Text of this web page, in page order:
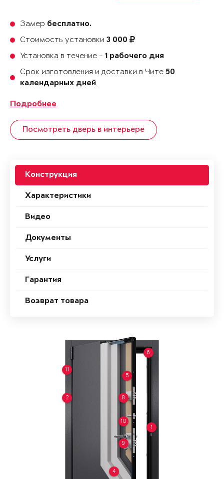
Замер бесплатно.
Стоимость установки 3 000
Установка в течение - 1 рабочего дня
Срок изготовления и доставки в Чите 50
календарных дней.
Подробнее
Посмотреть дверь в интерьере
Конструкция
Характеристики
Видео
Документы
Услуги
Гарантия
Возврат товара
1
2
4
5
6
8
9
10
11